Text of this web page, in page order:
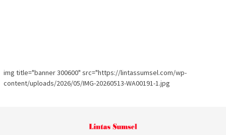
img title="banner 300600" src="https://lintassumsel.com/wp-
content/uploads/2026/05/IMG-20260513-WA00191-1.jpg